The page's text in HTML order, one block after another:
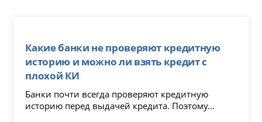
Какие банки не проверяют кредитную
историю и можно ли взять кредит с
плохой КИ
Банки почти всегда проверяют кредитную
историю перед выдачей кредита. Поэтому...